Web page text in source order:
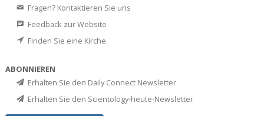
Fragen? Kontaktieren Sie uns
Feedback zur Website
Finden Sie eine Kirche
ABONNIEREN
Erhalten Sie den Daily Connect Newsletter
Erhalten Sie den Scientology-heute-Newsletter